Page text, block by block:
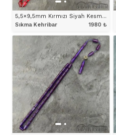
5,5×9,5mm Kırmızı Siyah Kesme Model Tesbih
Sıkma Kehribar
1980 ₺
ÜRÜNÜ İNCELE